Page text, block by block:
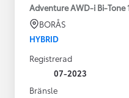
Adventure AWD-i Bi-Tone
BORÅS
HYBRID
Registrerad
07-2023
Bränsle